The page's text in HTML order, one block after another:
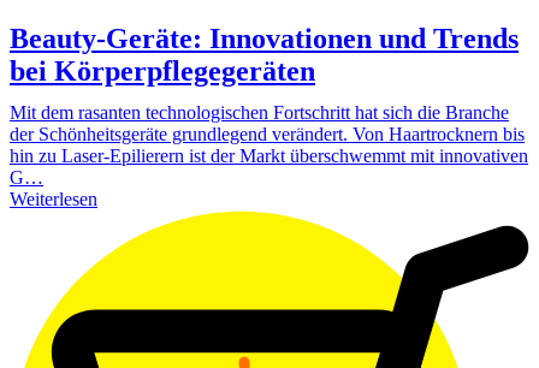
Beauty-Geräte: Innovationen und Trends
bei Körperpflegegeräten
Mit dem rasanten technologischen Fortschritt hat sich die Branche
der Schönheitsgeräte grundlegend verändert. Von Haartrocknern bis
hin zu Laser-Epilierern ist der Markt überschwemmt mit innovativen
G…
Weiterlesen